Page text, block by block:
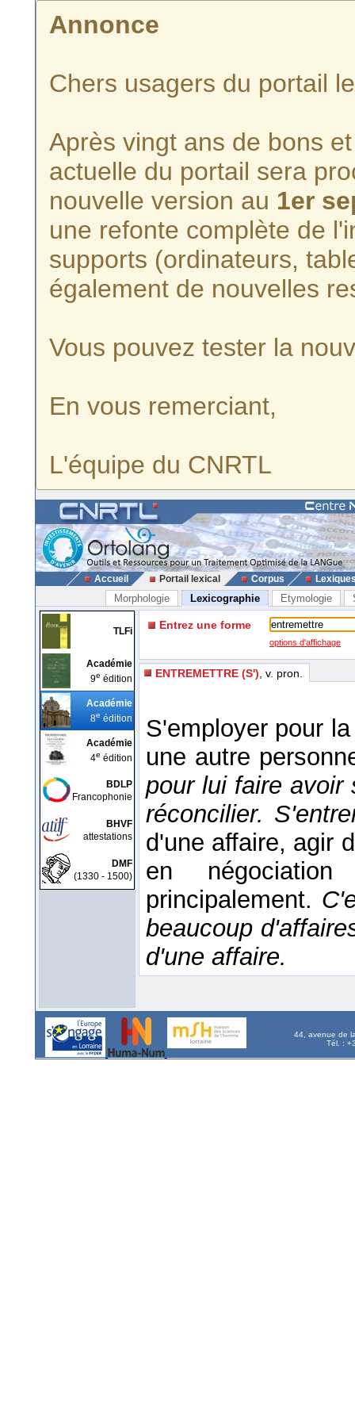
Annonce
Chers usagers du portail
Après vingt ans de bons
actuelle du portail sera
nouvelle version au 1er
une refonte complète de
supports (ordinateurs,
également de nouvelles
Vous pouvez tester la
En vous remerciant,
L'équipe du CNRTL
Accueil Portail lexical Corpus
Morphologie Lexicographie Etymologie
TLFi
Académie
9e édition
Académie
8e édition
Académie
4e édition
BDLP
Francophonie
BHVF
attestations
DMF
(1330 - 1500)
Entrez une forme
options d'affichage
ENTREMETTRE (S') , v. pron.
S'employer pour
une autre
pour lui faire avoir
réconcilier.
d'une affaire, agir
en
principalement.
beaucoup
d'une affaire.
44, avenue de
Tél. :